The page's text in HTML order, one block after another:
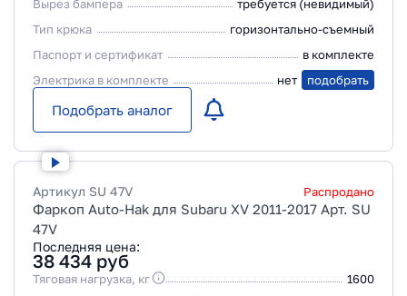
Вырез бампера
требуется (невидимый)
Тип крюка
горизонтально-съемный
Паспорт и сертификат
в комплекте
Электрика в комплекте
нет подобрать
Подобрать аналог
Артикул SU 47V Распродано
Фаркоп Auto-Hak для Subaru XV 2011-2017 Арт. SU
47V
Последняя цена:
38 434 руб
Тяговая нагрузка, кг
1600